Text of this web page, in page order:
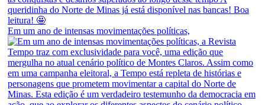
Em um ano de intensas movimentações políticas,